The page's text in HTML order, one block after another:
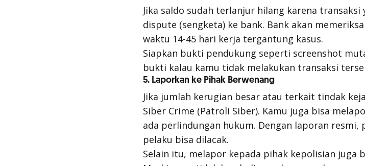
Jika saldo sudah terlanjur hilang karena
dispute (sengketa) ke bank. Bank akan
waktu 14-45 hari kerja tergantung kasus.
Siapkan bukti pendukung seperti screenshot
bukti kalau kamu tidak melakukan transaksi
5. Laporkan ke Pihak Berwenang
Jika jumlah kerugian besar atau terkait tindak
Siber Crime (Patroli Siber). Kamu juga bisa
ada perlindungan hukum. Dengan laporan resmi,
pelaku bisa dilacak.
Selain itu, melapor kepada pihak kepolisian juga